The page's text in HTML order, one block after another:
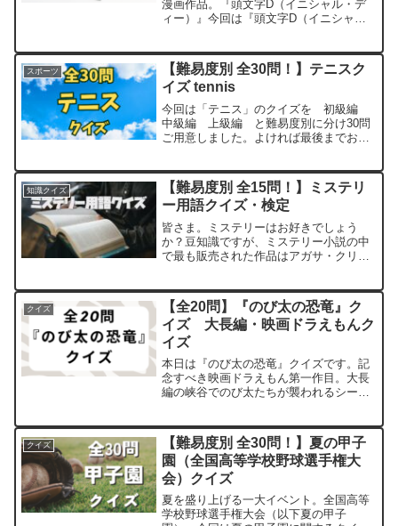
漫画作品。『頭文字D（イニシャル・デ
ィー）』今回は『頭文字D（イニシャ
ご用意しました。よければ最後までお付
き合いください。※ネタバ...
スポーツ
【難易度別 全30問！】テニスク
イズ tennis
今回は「テニス」のクイズを 初級編
中級編 上級編 と難易度別に分け30問
ご用意しました。よければ最後までお付
強さのことを何という？答えはこちらテ
ンション問題2【問題...
知識クイズ
【難易度別 全15問！】ミステリ
ー用語クイズ・検定
皆さま。ミステリーはお好きでしょう
か？豆知識ですが、ミステリー小説の中
で最も販売された作品はアガサ・クリス
ー用語についてのクイズを全15問ご用意
しました。マニアなら簡...
クイズ
【全20問】『のび太の恐竜』ク
イズ 大長編・映画ドラえもんク
イズ
本日は『のび太の恐竜』クイズです。記
念すべき映画ドラえもん第一作目。大長
編の峡谷でのび太たちが襲われるシーン
ませんが…）それと「俺は歩く！のび太
と一緒にな！」のジャイア...
クイズ
【難易度別 全30問！】夏の甲子
園（全国高等学校野球選手権大
会）クイズ
夏を盛り上げる一大イベント。全国高等
学校野球選手権大会（以下夏の甲子